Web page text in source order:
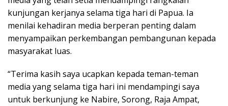
kunjungan kerjanya selama tiga hari di Papua. Ia
menilai kehadiran media berperan penting dalam
menyampaikan perkembangan pembangunan kepada
masyarakat luas.
“Terima kasih saya ucapkan kepada teman-teman
media yang selama tiga hari ini mendampingi saya
untuk berkunjung ke Nabire, Sorong, Raja Ampat,